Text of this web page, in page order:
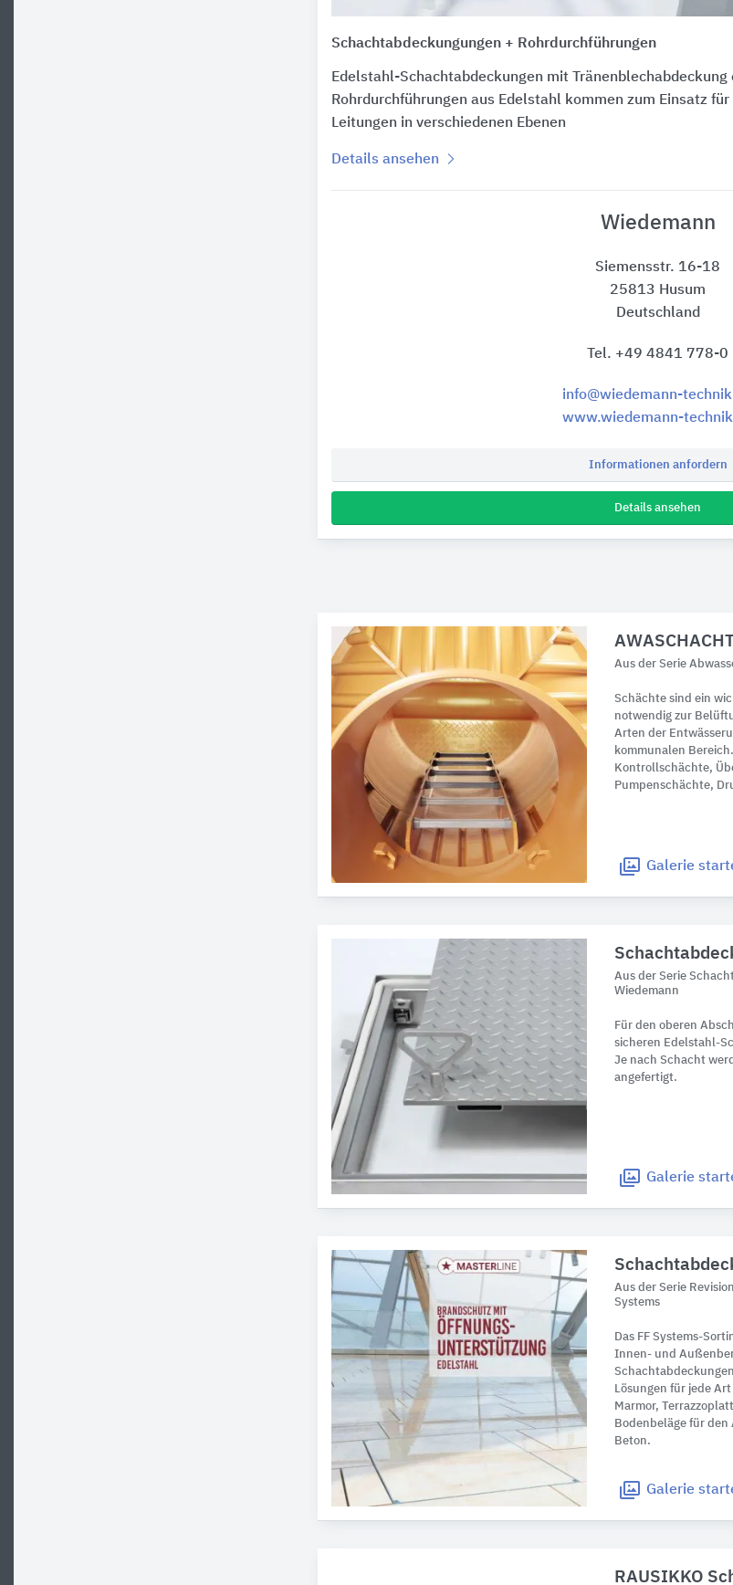
Schachtabdeckungungen + Rohrdurchführungen
Edelstahl-Schachtabdeckungen mit
Rohrdurchführungen aus Edelstahl kommen zum Einsatz
Leitungen in verschiedenen Ebenen
Details ansehen
Wiedemann
Siemensstr. 16-18
25813 Husum
Deutschland
Tel. +49 4841 778-0
info@wiedemann-
www.wiedemann-
Informationen anfordern
Details ansehen
Aus der Serie
Schächte sind ein
notwendig zur
Arten der
kommunalen
Kontrollschächte,
Pumpenschächte,
Galerie
Aus der Serie
Wiedemann
Für den oberen
sicheren Edelstahl-
Je nach Schacht
angefertigt.
Galerie
Aus der Serie
Systems
Das FF Systems-
Innen- und
Lösungen für jede
Marmor,
Bodenbeläge für
Beton.
Galerie
RAUSIKKO